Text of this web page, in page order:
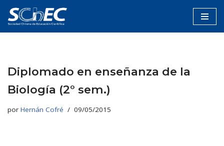
Saltar
Diplomado en enseñanza de la
Biología (2° sem.)
por Hernán Cofré 09/05/2015